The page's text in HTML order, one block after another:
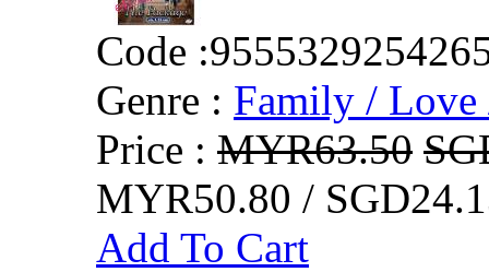
Code :
Genre : Family / Love
Price : MYR63.50
MYR50.80 /
Add To Cart